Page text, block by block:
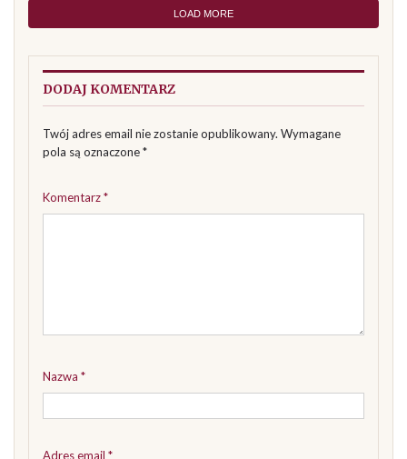
LOAD MORE
DODAJ KOMENTARZ
Twój adres email nie zostanie opublikowany. Wymagane
pola są oznaczone*
Komentarz*
Nazwa *
Adres email *